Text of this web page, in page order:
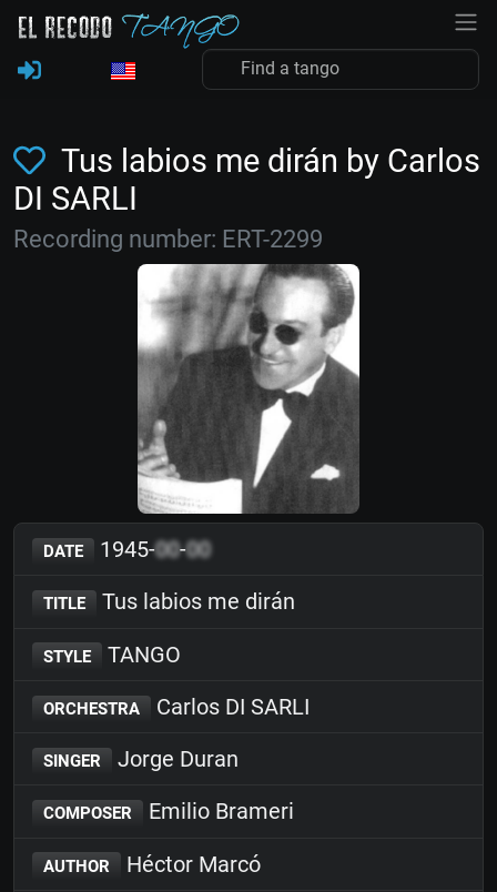
Tus labios me dirán by Carlos
DI SARLI
Recording number: ERT-2299
DATE 1945-00-00
TITLE Tus labios me dirán
STYLE TANGO
ORCHESTRA Carlos DI SARLI
SINGER Jorge Duran
COMPOSER Emilio Brameri
AUTHOR Héctor Marcó